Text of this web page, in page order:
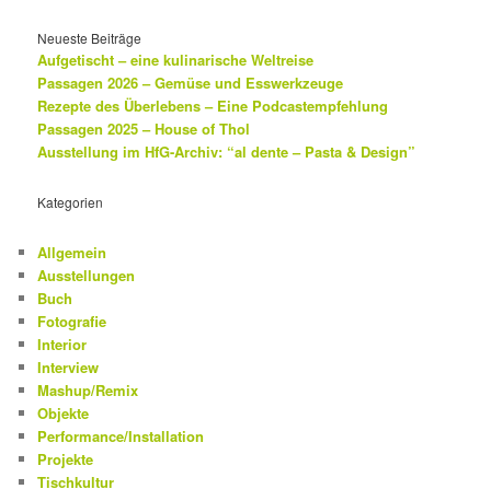
Neueste Beiträge
Aufgetischt – eine kulinarische Weltreise
Passagen 2026 – Gemüse und Esswerkzeuge
Rezepte des Überlebens – Eine Podcastempfehlung
Passagen 2025 – House of Thol
Ausstellung im HfG-Archiv: “al dente – Pasta & Design”
Kategorien
Allgemein
Ausstellungen
Buch
Fotografie
Interior
Interview
Mashup/Remix
Objekte
Performance/Installation
Projekte
Tischkultur